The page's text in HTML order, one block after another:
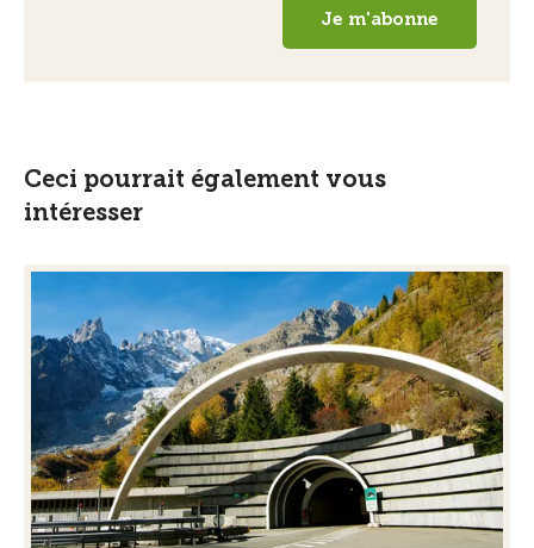
Ceci pourrait également vous
intéresser